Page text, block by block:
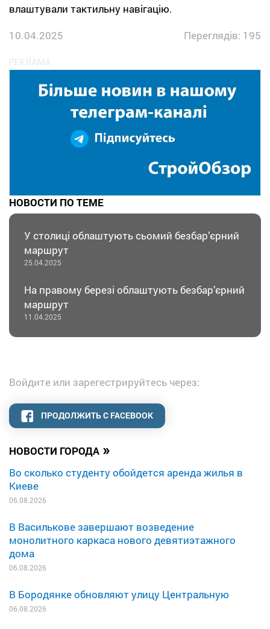
НОВОСТИ ГОРОДА »
Во сколько студенту обойдется аренда жилья в
Киеве
06.08.2026
В Василькове завершают возведение
монолитного каркаса нового девятиэтажного
дома
06.08.2026
В Бородянке обновляют улицу Центральную
06.08.2026
влаштували тактильну навігацію.
10.04.2025
Переглядів: 195
НОВОСТИ ПО ТЕМЕ
У столиці облаштують сьомий безбар’єрний
маршрут
25.04.2025
На правому березі облаштують безбар’єрний
маршрут
11.04.2025
Войдите или зарегестрируйтесь через:
ПРОДОЛЖИТЬ С FACEBOOK